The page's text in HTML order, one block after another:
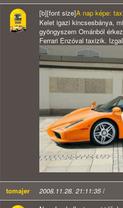
[b][font size]A nap képe:
Kelet igazi kincsesbánya,
gyöngyszem Ománból
Ferrari Enzóval taxizik.
tomajer 2008.11.28. 21:11:35/